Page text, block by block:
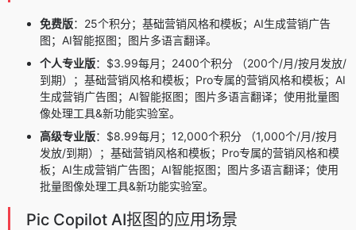
免费版：25个积分；基础营销风格和模板；AI生成营销广告
图；AI智能抠图；图片多语言翻译。
个人专业版：$3.99每月；2400个积分 （200个/月/按月发放/
到期）；基础营销风格和模板；Pro专属的营销风格和模板；AI
生成营销广告图；AI智能抠图；图片多语言翻译；使用批量图
像处理工具&新功能实验室。
高级专业版：$8.99每月；12,000个积分 （1,000个/月/按月
发放/到期）；基础营销风格和模板；Pro专属的营销风格和模
板；AI生成营销广告图；AI智能抠图；图片多语言翻译；使用
批量图像处理工具&新功能实验室。
Pic Copilot AI抠图的应用场景